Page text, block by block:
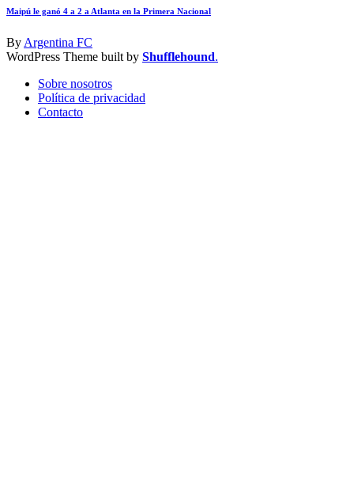
Maipú le ganó 4 a 2 a Atlanta en la Primera Nacional
By Argentina FC
WordPress Theme built by Shufflehound.
Sobre nosotros
Política de privacidad
Contacto